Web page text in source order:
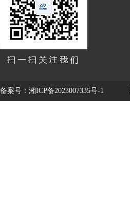
备案号： 湘ICP备2023007335号-1